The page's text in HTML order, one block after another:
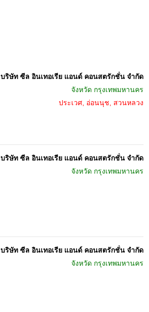
บริษัท ซีล อินเทอเรีย แอนด์ คอนสตรักชั่น จำกัด
จังหวัด กรุงเทพมหานคร
ประเวศ, อ่อนนุช, สวนหลวง
บริษัท ซีล อินเทอเรีย แอนด์ คอนสตรักชั่น จำกัด
จังหวัด กรุงเทพมหานคร
บริษัท ซีล อินเทอเรีย แอนด์ คอนสตรักชั่น จำกัด
จังหวัด กรุงเทพมหานคร